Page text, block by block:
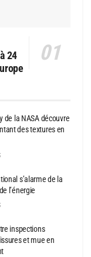
24
de la NASA découvre
des textures en
s’alarme de la
l’énergie
inspections
et mue en